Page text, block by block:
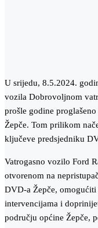
U srijedu, 8.5.2024.
vozila Dobrovoljnom
prošle godine
Žepče. Tom prilikom
ključeve predsjedniku
Vatrogasno vozilo Ford
otvorenom na
DVD-a Žepče,
intervencijama i
području općine Žepče,